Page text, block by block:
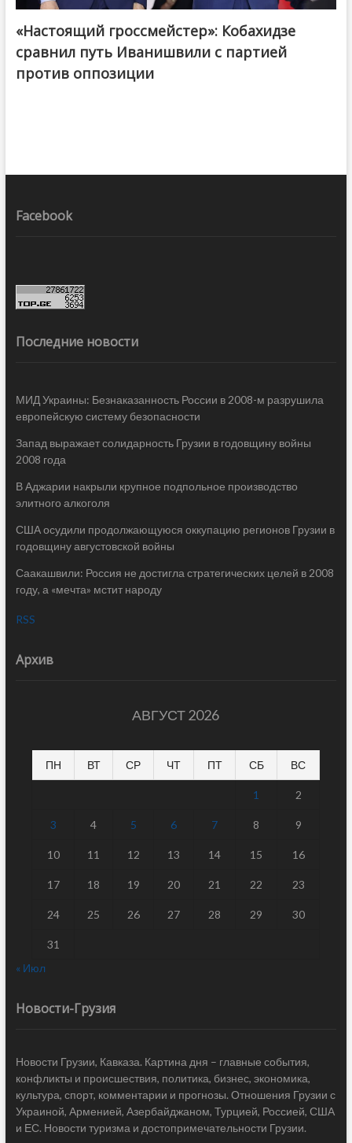
@ქართული ოცნება / Georgian Dream
«Настоящий гроссмейстер»: Кобахидзе
сравнил путь Иванишвили с партией
против оппозиции
Facebook
Последние новости
МИД Украины: Безнаказанность России в 2008-м разрушила
европейскую систему безопасности
Запад выражает солидарность Грузии в годовщину войны
2008 года
В Аджарии накрыли крупное подпольное производство
элитного алкоголя
США осудили продолжающуюся оккупацию регионов Грузии в
годовщину августовской войны
Саакашвили: Россия не достигла стратегических целей в 2008
году, а «мечта» мстит народу
RSS
Архив
АВГУСТ 2026
ПН ВТ СР ЧТ ПТ СБ ВС
1 2
3 4 5 6 7 8 9
10 11 12 13 14 15 16
17 18 19 20 21 22 23
24 25 26 27 28 29 30
31
« Июл
Новости-Грузия
Новости Грузии, Кавказа. Картина дня – главные события,
конфликты и происшествия, политика, бизнес, экономика,
культура, спорт, комментарии и прогнозы. Отношения Грузии с
Украиной, Арменией, Азербайджаном, Турцией, Россией, США
и ЕС. Новости туризма и достопримечательности Грузии.